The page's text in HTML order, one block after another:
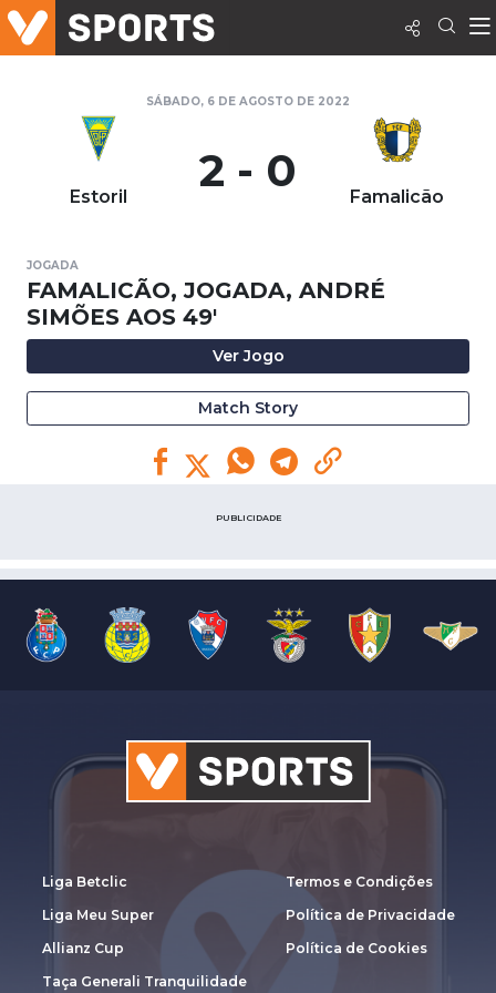
SÁBADO, 6 DE AGOSTO DE 2022
Estoril 2 - 0 Famalicão
JOGADA
FAMALICÃO, JOGADA, ANDRÉ
SIMÕES AOS 49'
Ver Jogo
Match Story
PUBLICIDADE
Liga Betclic
Liga Meu Super
Allianz Cup
Taça Generali Tranquilidade
Termos e Condições
Política de Privacidade
Política de Cookies